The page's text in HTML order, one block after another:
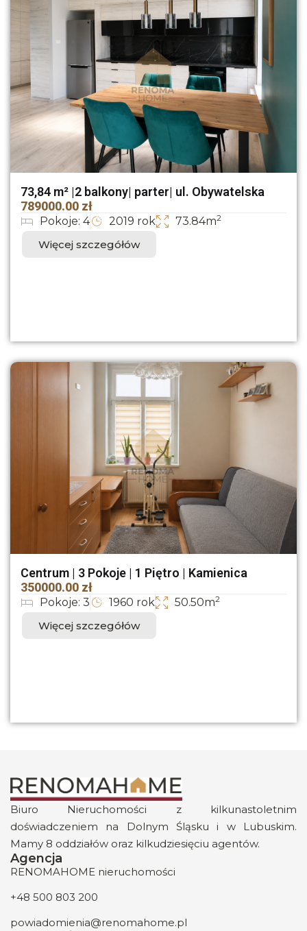
73,84 m² |2 balkony| parter| ul. Obywatelska
789000.00 zł
Pokoje: 4 2019 rok 73.84m2
Więcej szczegółów
Centrum | 3 Pokoje | 1 Piętro | Kamienica
350000.00 zł
Pokoje: 3 1960 rok 50.50m2
Więcej szczegółów
Biuro Nieruchomości z kilkunastoletnim
doświadczeniem na Dolnym Śląsku i w Lubuskim.
Mamy 8 oddziałów oraz kilkudziesięciu agentów.
Agencja
RENOMAHOME nieruchomości
+48 500 803 200
powiadomienia@renomahome.pl